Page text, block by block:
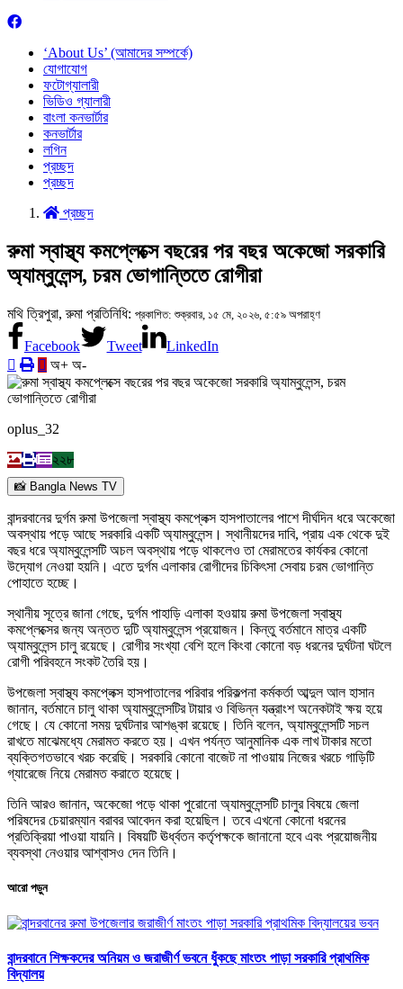
‘About Us’ (আমাদের সম্পর্কে)
যোগাযোগ
ফটোগ্যালারী
ভিডিও গ্যালারী
বাংলা কনভার্টার
কনভার্টার
লগিন
প্রচ্ছদ
প্রচ্ছদ
প্রচ্ছদ
রুমা স্বাস্থ্য কমপ্লেক্সে বছরের পর বছর অকেজো সরকারি
অ্যাম্বুলেন্স, চরম ভোগান্তিতে রোগীরা
মথি ত্রিপুরা, রুমা প্রতিনিধি: প্রকাশিত: শুক্রবার, ১৫ মে, ২০২৬, ৫:৫৯ অপরাহ্ণ
Facebook Tweet
LinkedIn
অ+ অ-
oplus_32
২২৮
📸 Bangla News TV
বান্দরবানের দুর্গম রুমা উপজেলা স্বাস্থ্য কমপ্লেক্স হাসপাতালের পাশে দীর্ঘদিন ধরে অকেজো
অবস্থায় পড়ে আছে সরকারি একটি অ্যাম্বুলেন্স। স্থানীয়দের দাবি, প্রায় এক থেকে দুই
বছর ধরে অ্যাম্বুলেন্সটি অচল অবস্থায় পড়ে থাকলেও তা মেরামতের কার্যকর কোনো
উদ্যোগ নেওয়া হয়নি। এতে দুর্গম এলাকার রোগীদের চিকিৎসা সেবায় চরম ভোগান্তি
পোহাতে হচ্ছে।
স্থানীয় সূত্রে জানা গেছে, দুর্গম পাহাড়ি এলাকা হওয়ায় রুমা উপজেলা স্বাস্থ্য
কমপ্লেক্সের জন্য অন্তত দুটি অ্যাম্বুলেন্স প্রয়োজন। কিন্তু বর্তমানে মাত্র একটি
অ্যাম্বুলেন্স চালু রয়েছে। রোগীর সংখ্যা বেশি হলে কিংবা কোনো বড় ধরনের দুর্ঘটনা ঘটলে
রোগী পরিবহনে সংকট তৈরি হয়।
উপজেলা স্বাস্থ্য কমপ্লেক্স হাসপাতালের পরিবার পরিকল্পনা কর্মকর্তা আব্দুল আল হাসান
জানান, বর্তমানে চালু থাকা অ্যাম্বুলেন্সটির টায়ার ও বিভিন্ন যন্ত্রাংশ অনেকটাই ক্ষয় হয়ে
গেছে। যে কোনো সময় দুর্ঘটনার আশঙ্কা রয়েছে। তিনি বলেন, অ্যাম্বুলেন্সটি সচল
রাখতে মাঝেমধ্যে মেরামত করতে হয়। এখন পর্যন্ত আনুমানিক এক লাখ টাকার মতো
ব্যক্তিগতভাবে খরচ করেছি। সরকারি কোনো বাজেট না পাওয়ায় নিজের খরচে গাড়িটি
গ্যারেজে নিয়ে মেরামত করাতে হয়েছে।
তিনি আরও জানান, অকেজো পড়ে থাকা পুরোনো অ্যাম্বুলেন্সটি চালুর বিষয়ে জেলা
পরিষদের চেয়ারম্যান বরাবর আবেদন করা হয়েছিল। তবে এখনো কোনো ধরনের
প্রতিক্রিয়া পাওয়া যায়নি। বিষয়টি ঊর্ধ্বতন কর্তৃপক্ষকে জানানো হবে এবং প্রয়োজনীয়
ব্যবস্থা নেওয়ার আশ্বাসও দেন তিনি।
আরো পড়ুন
বান্দরবানে শিক্ষকদের অনিয়ম ও জরাজীর্ণ ভবনে ধুঁকছে মাংতং পাড়া সরকারি প্রাথমিক
বিদ্যালয়